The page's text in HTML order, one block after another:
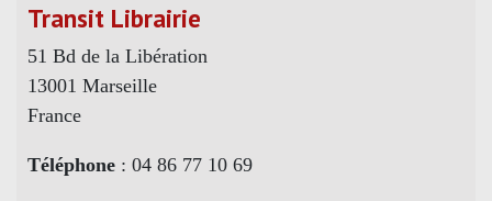
Transit Librairie
51 Bd de la Libération
13001 Marseille
France
Téléphone : 04 86 77 10 69